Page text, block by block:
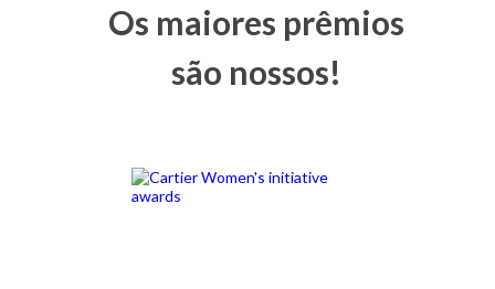
Os maiores prêmios
são nossos!